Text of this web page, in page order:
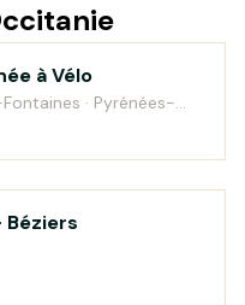
à Vélo
· Pyrénées-
Béziers